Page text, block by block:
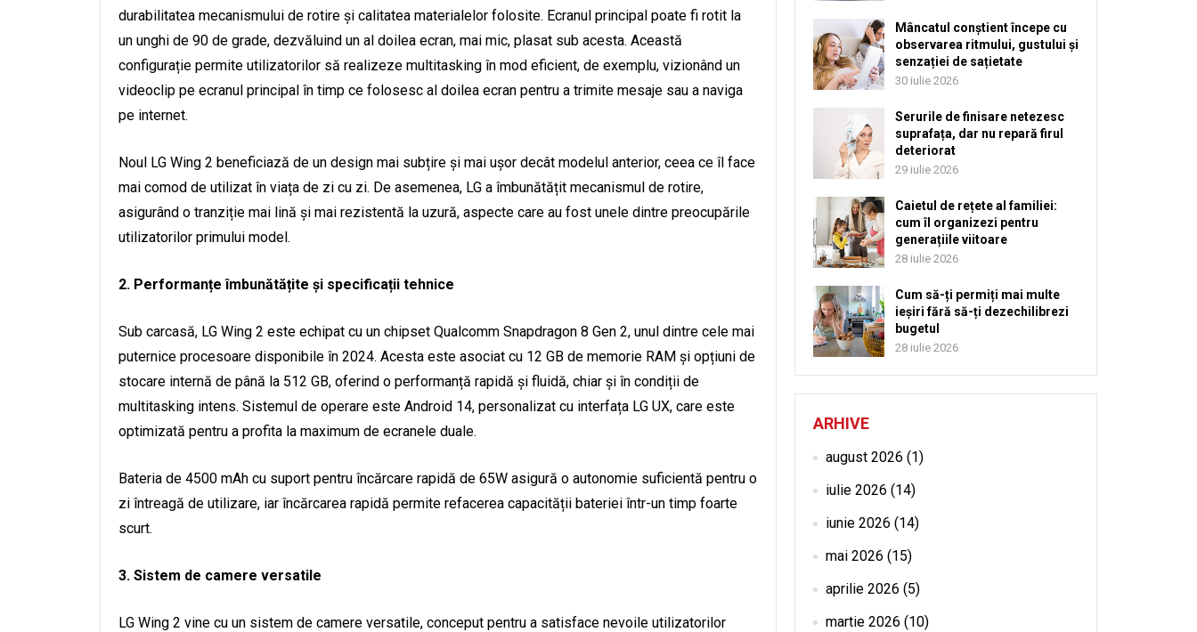
durabilitatea mecanismului de rotire și calitatea materialelor folosite. Ecranul principal poate fi rotit la
un unghi de 90 de grade, dezvăluind un al doilea ecran, mai mic, plasat sub acesta. Această
configurație permite utilizatorilor să realizeze multitasking în mod eficient, de exemplu, vizionând un
videoclip pe ecranul principal în timp ce folosesc al doilea ecran pentru a trimite mesaje sau a naviga
pe internet.
Noul LG Wing 2 beneficiază de un design mai subțire și mai ușor decât modelul anterior, ceea ce îl face
mai comod de utilizat în viața de zi cu zi. De asemenea, LG a îmbunătățit mecanismul de rotire,
asigurând o tranziție mai lină și mai rezistentă la uzură, aspecte care au fost unele dintre preocupările
utilizatorilor primului model.
2. Performanțe îmbunătățite și specificații tehnice
Sub carcasă, LG Wing 2 este echipat cu un chipset Qualcomm Snapdragon 8 Gen 2, unul dintre cele mai
puternice procesoare disponibile în 2024. Acesta este asociat cu 12 GB de memorie RAM și opțiuni de
stocare internă de până la 512 GB, oferind o performanță rapidă și fluidă, chiar și în condiții de
multitasking intens. Sistemul de operare este Android 14, personalizat cu interfața LG UX, care este
optimizată pentru a profita la maximum de ecranele duale.
Bateria de 4500 mAh cu suport pentru încărcare rapidă de 65W asigură o autonomie suficientă pentru o
zi întreagă de utilizare, iar încărcarea rapidă permite refacerea capacității bateriei într-un timp foarte
scurt.
3. Sistem de camere versatile
LG Wing 2 vine cu un sistem de camere versatile, conceput pentru a satisface nevoile utilizatorilor
Mâncatul conștient începe cu
observarea ritmului, gustului și
senzației de sațietate
30 iulie 2026
Serurile de finisare netezesc
suprafața, dar nu repară firul
deteriorat
29 iulie 2026
Caietul de rețete al familiei:
cum îl organizezi pentru
generațiile viitoare
28 iulie 2026
Cum să-ți permiți mai multe
ieșiri fără să-ți dezechilibrezi
bugetul
28 iulie 2026
ARHIVE
august 2026 (1)
iulie 2026 (14)
iunie 2026 (14)
mai 2026 (15)
aprilie 2026 (5)
martie 2026 (10)